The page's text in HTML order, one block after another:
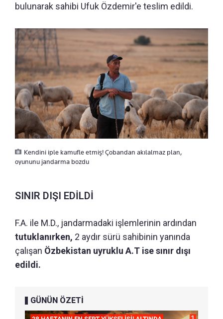
bulunarak sahibi Ufuk Özdemir'e teslim edildi.
Kendini iple kamufle etmiş! Çobandan akılalmaz plan,
oyununu jandarma bozdu
SINIR DIŞI EDİLDİ
F.A. ile M.D., jandarmadaki işlemlerinin ardından
tutuklanırken, 2 aydır sürü sahibinin yanında
çalışan Özbekistan uyruklu A.T ise sınır dışı
edildi.
GÜNÜN ÖZETİ